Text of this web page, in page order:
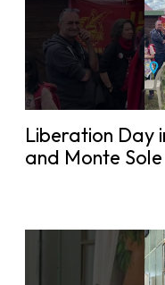
Liberation Day
and Monte Sole